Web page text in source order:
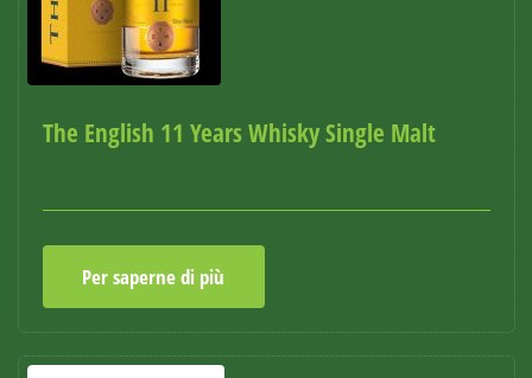
The English 11 Years Whisky Single Malt
Per saperne di più